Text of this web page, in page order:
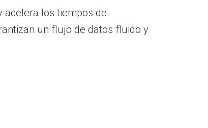
acelera los tiempos de
un flujo de datos fluido y